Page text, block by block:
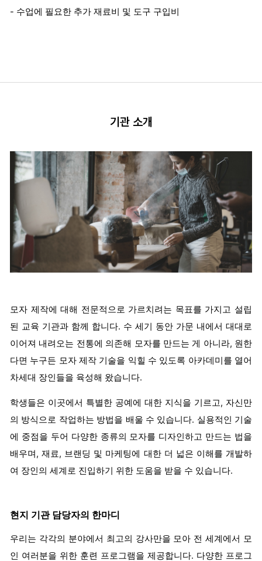
- 수업에 필요한 추가 재료비 및 도구 구입비
기관 소개
모자 제작에 대해 전문적으로 가르치려는 목표를 가지고 설립
된 교육 기관과 함께 합니다. 수 세기 동안 가문 내에서 대대로
이어져 내려오는 전통에 의존해 모자를 만드는 게 아니라, 원한
다면 누구든 모자 제작 기술을 익힐 수 있도록 아카데미를 열어
차세대 장인들을 육성해 왔습니다.
학생들은 이곳에서 특별한 공예에 대한 지식을 기르고, 자신만
의 방식으로 작업하는 방법을 배울 수 있습니다. 실용적인 기술
에 중점을 두어 다양한 종류의 모자를 디자인하고 만드는 법을
배우며, 재료, 브랜딩 및 마케팅에 대한 더 넓은 이해를 개발하
여 장인의 세계로 진입하기 위한 도움을 받을 수 있습니다.
현지 기관 담당자의 한마디
우리는 각각의 분야에서 최고의 강사만을 모아 전 세계에서 모
인 여러분을 위한 훈련 프로그램을 제공합니다. 다양한 프로그